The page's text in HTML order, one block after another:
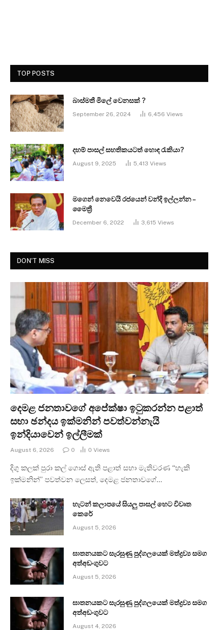
TOP POSTS
බාස්මතී මිලේ වෙනසක් ?
September 26, 2024 6,456 Views
දහම් පාසල් සහතිකයටත් හොඳ රැකියා?
August 9, 2025 5,413 Views
මගෙන් නෙවෙයි රජයෙන් වන්දි ඉල්ලන්න –
මෛත්‍රී
December 6, 2022 3,615 Views
DON'T MISS
දෙමළ ජනතාවගේ අපේක්ෂා ඉටුකරන්න පළාත්
සභා ඡන්දය ඉක්මනින් පවත්වන්නැයි
ඉන්දියාවෙන් ඉල්ලීමක්
August 6, 2026 0 0 Views
දිගු කලක් පුරා කල් ගොස් ඇති පළාත් සභා මැතිවරණ “හැකි
ඉක්මනින්” පවත්වන ලෙසත්, දෙමළ ජනතාවගේ…
හැටන් කලාපයේ සියලු පාසල් හෙට විවෘත
කෙරේ
August 5, 2026
ඝාතනයකට සැරසුණු පුද්ගලයෙක් මත්ද්‍රව්‍ය සමග
අත්අඩංගුවට
August 5, 2026
ඝාතනයකට සැරසුණු පුද්ගලයෙක් මත්ද්‍රව්‍ය සමග
අත්අඩංගුවට
August 4, 2026